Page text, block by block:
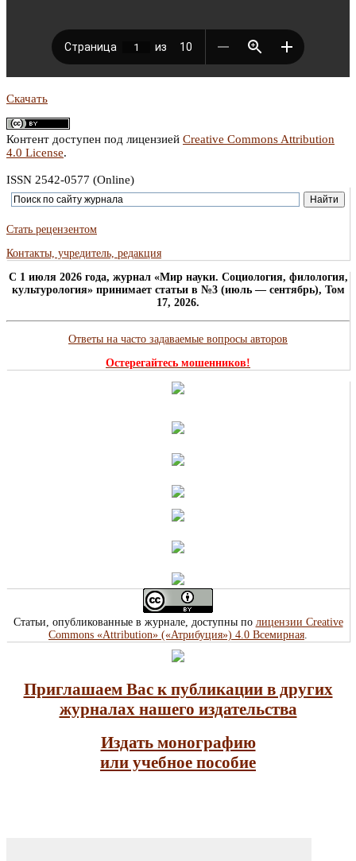
Скачать
Контент доступен под лицензией Creative Commons Attribution
4.0 License.
ISSN 2542-0577 (Online)
Стать рецензентом
Контакты, учредитель, редакция
C 1 июля 2026 года, журнал «Мир науки. Социология, филология,
культурология» принимает статьи в №3 (июль — сентябрь), Том
17, 2026.
Ответы на часто задаваемые вопросы авторов
Остерегайтесь мошенников!
Статьи, опубликованные в журнале, доступны по лицензии Creative
Commons «Attribution» («Атрибуция») 4.0 Всемирная.
Приглашаем Вас к публикации в других
журналах нашего издательства
Издать монографию
или учебное пособие